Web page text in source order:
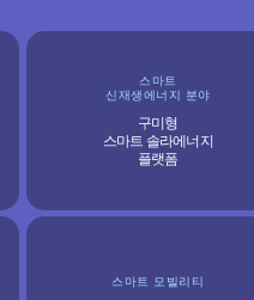
스마트
신재생에너지 분야
구미형
스마트 솔라에너지
플랫폼
스마트 모빌리티